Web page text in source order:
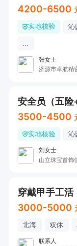
4200-6500
实地核验 沁
...
张女士
济源市卓航精
安全员（五险
3500-4500
实地核验 沁
刘女士
穿戴甲手工活
3000-5000
北海 双休
联系人